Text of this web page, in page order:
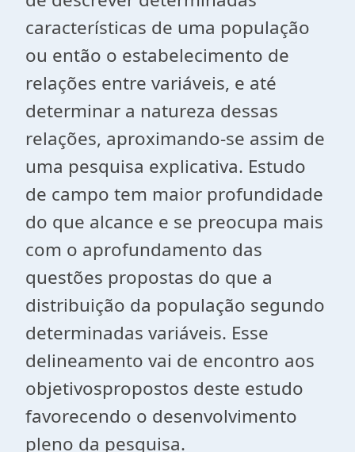
características de uma população
ou então o estabelecimento de
relações entre variáveis, e até
determinar a natureza dessas
relações, aproximando-se assim de
uma pesquisa explicativa. Estudo
de campo tem maior profundidade
do que alcance e se preocupa mais
com o aprofundamento das
questões propostas do que a
distribuição da população segundo
determinadas variáveis. Esse
delineamento vai de encontro aos
objetivospropostos deste estudo
favorecendo o desenvolvimento
pleno da pesquisa.